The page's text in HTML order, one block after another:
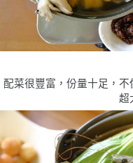
配菜很豐富，份量十足，不
超